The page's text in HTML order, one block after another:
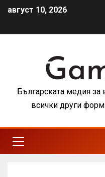
август 10, 2026
Българската медия за
всички други